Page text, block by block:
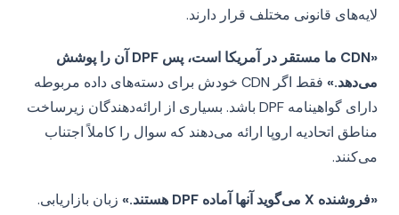
لایه‌های قانونی مختلف قرار دارند.
«CDN ما مستقر در آمریکا است، پس DPF آن را پوشش
می‌دهد.»
فقط اگر CDN خودش برای دسته‌های داده مربوطه
دارای گواهینامه DPF باشد. بسیاری از ارائه‌دهندگان زیرساخت
مناطق اتحادیه اروپا ارائه می‌دهند که سوال را کاملاً اجتناب
می‌کنند.
«فروشنده X می‌گوید آنها آماده DPF هستند.»
زبان بازاریابی.